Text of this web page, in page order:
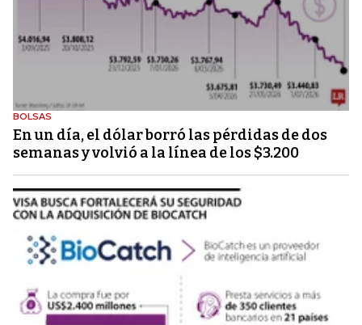
BOLSAS
En un día, el dólar borró las pérdidas de dos
semanas y volvió a la línea de los $3.200